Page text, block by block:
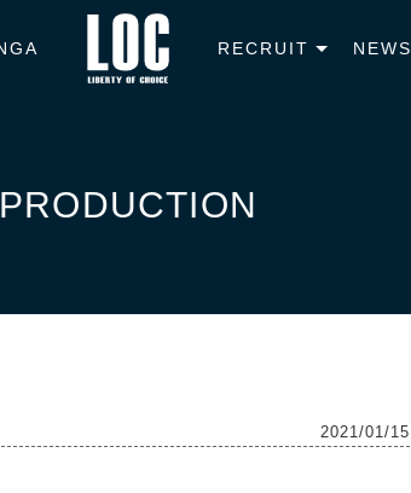
RECRUIT NEWS
PRODUCTION
2021/01/15